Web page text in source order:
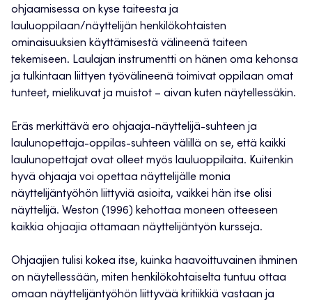
ohjaamisessa on kyse taiteesta ja
lauluoppilaan/näyttelijän henkilökohtaisten
ominaisuuksien käyttämisestä välineenä taiteen
tekemiseen. Laulajan instrumentti on hänen oma kehonsa
ja tulkintaan liittyen työvälineenä toimivat oppilaan omat
tunteet, mielikuvat ja muistot – aivan kuten näytellessäkin.
Eräs merkittävä ero ohjaaja-näyttelijä-suhteen ja
laulunopettaja-oppilas-suhteen välillä on se, että kaikki
laulunopettajat ovat olleet myös lauluoppilaita. Kuitenkin
hyvä ohjaaja voi opettaa näyttelijälle monia
näyttelijäntyöhön liittyviä asioita, vaikkei hän itse olisi
näyttelijä. Weston (1996) kehottaa moneen otteeseen
kaikkia ohjaajia ottamaan näyttelijäntyön kursseja.
Ohjaajien tulisi kokea itse, kuinka haavoittuvainen ihminen
on näytellessään, miten henkilökohtaiselta tuntuu ottaa
omaan näyttelijäntyöhön liittyvää kritiikkiä vastaan ja